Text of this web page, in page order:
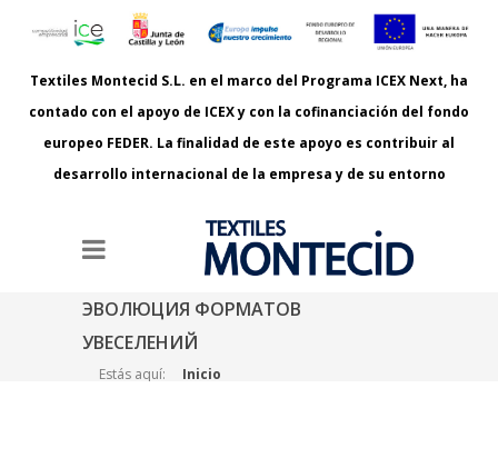
Textiles Montecid S.L. en el marco del Programa ICEX Next, ha
contado con el apoyo de ICEX y con la cofinanciación del fondo
europeo FEDER. La finalidad de este apoyo es contribuir al
desarrollo internacional de la empresa y de su entorno
ЭВОЛЮЦИЯ ФОРМАТОВ
УВЕСЕЛЕНИЙ
Estás aquí:
Inicio